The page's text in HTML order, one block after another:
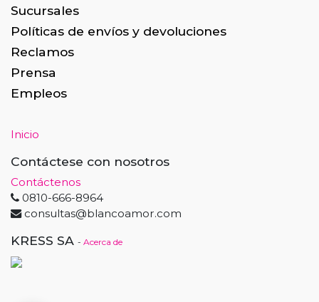
Sucursales
Políticas de envíos y devoluciones
Reclamos
Prensa
Empleos
Inicio
Contáctese con nosotros
Contáctenos
0810-666-8964
consultas@blancoamor.com
KRESS SA - Acerca de